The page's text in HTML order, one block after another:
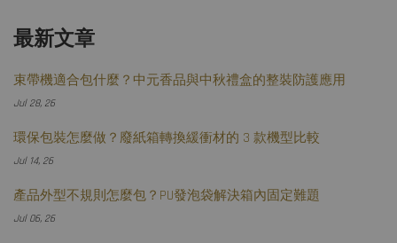
最新文章
束帶機適合包什麼？中元香品與中秋禮盒的整裝防護應用
Jul 28, 26
環保包裝怎麼做？廢紙箱轉換緩衝材的 3 款機型比較
Jul 14, 26
產品外型不規則怎麼包？PU發泡袋解決箱內固定難題
Jul 06, 26